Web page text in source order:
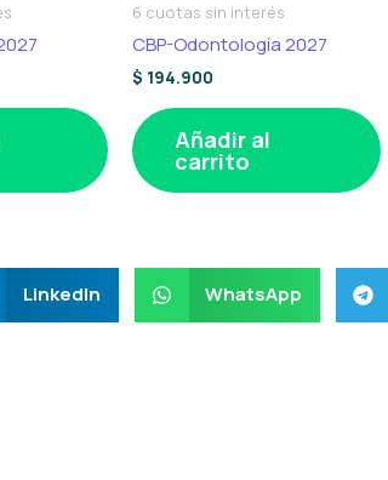
6 cuotas sin interés
CBP-Odontología 2027
$ 194.900
Añadir al
carrito
LinkedIn WhatsApp